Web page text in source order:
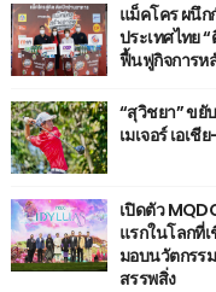
แม็คโคร ผนึ
ประเทศไทย
ฟื้นฟูกิจการห
“สุวิชยา” ขยั
เมเจอร์ เอเ
เปิดตัว
แรกในโลกที่
มอบนวัตกรร
สรรพสิ่ง